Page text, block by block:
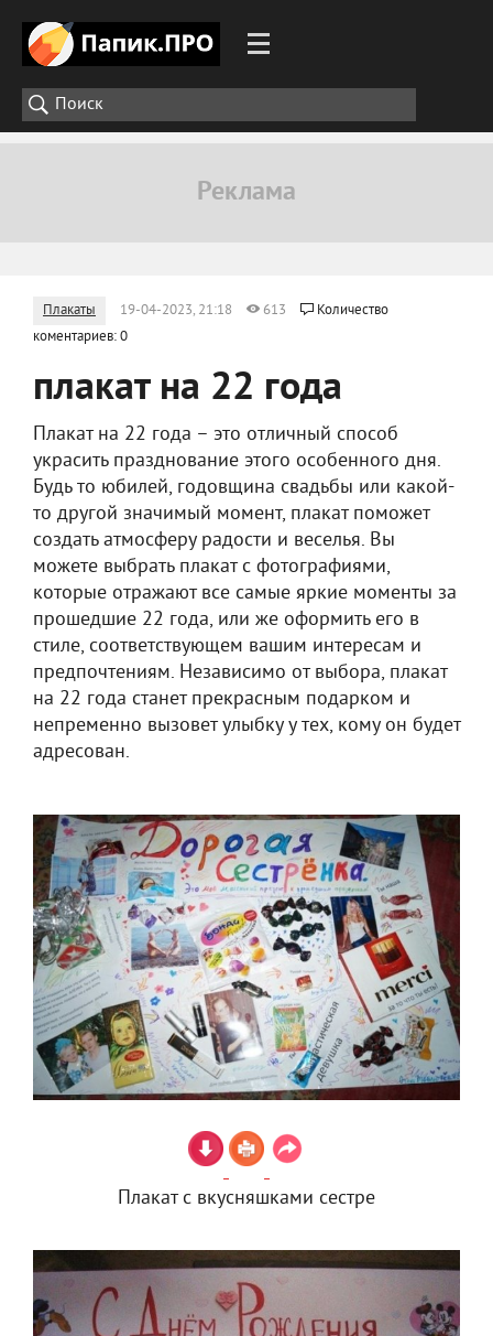
Плакаты 19-04-2023, 21:18 613
Количество
коментариев: 0
плакат на 22 года
Плакат на 22 года – это отличный способ
украсить празднование этого особенного дня.
Будь то юбилей, годовщина свадьбы или какой-
то другой значимый момент, плакат поможет
создать атмосферу радости и веселья. Вы
можете выбрать плакат с фотографиями,
которые отражают все самые яркие моменты за
прошедшие 22 года, или же оформить его в
стиле, соответствующем вашим интересам и
предпочтениям. Независимо от выбора, плакат
на 22 года станет прекрасным подарком и
непременно вызовет улыбку у тех, кому он будет
адресован.
Плакат с вкусняшками сестре